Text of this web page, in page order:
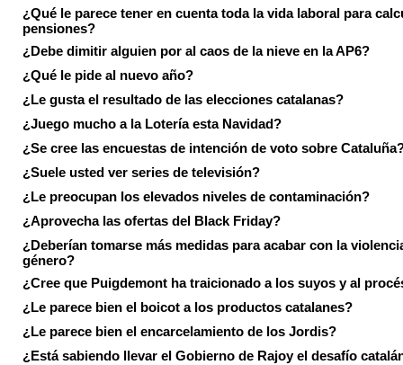
¿Qué le parece tener en cuenta toda la vida laboral para
pensiones?
¿Debe dimitir alguien por al caos de la nieve en la AP6?
¿Qué le pide al nuevo año?
¿Le gusta el resultado de las elecciones catalanas?
¿Juego mucho a la Lotería esta Navidad?
¿Se cree las encuestas de intención de voto sobre
¿Suele usted ver series de televisión?
¿Le preocupan los elevados niveles de contaminación?
¿Aprovecha las ofertas del Black Friday?
¿Deberían tomarse más medidas para acabar con la
género?
¿Cree que Puigdemont ha traicionado a los suyos y al
¿Le parece bien el boicot a los productos catalanes?
¿Le parece bien el encarcelamiento de los Jordis?
¿Está sabiendo llevar el Gobierno de Rajoy el desafío